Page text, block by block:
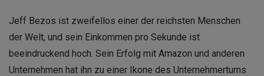
Jeff Bezos ist zweifellos einer der reichsten Menschen
der Welt, und sein Einkommen pro Sekunde ist
beeindruckend hoch. Sein Erfolg mit Amazon und anderen
Unternehmen hat ihn zu einer Ikone des Unternehmertums